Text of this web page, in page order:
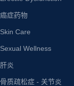
癌症药物
Skin Care
Sexual Wellness
肝炎
骨质疏松症 - 关节炎